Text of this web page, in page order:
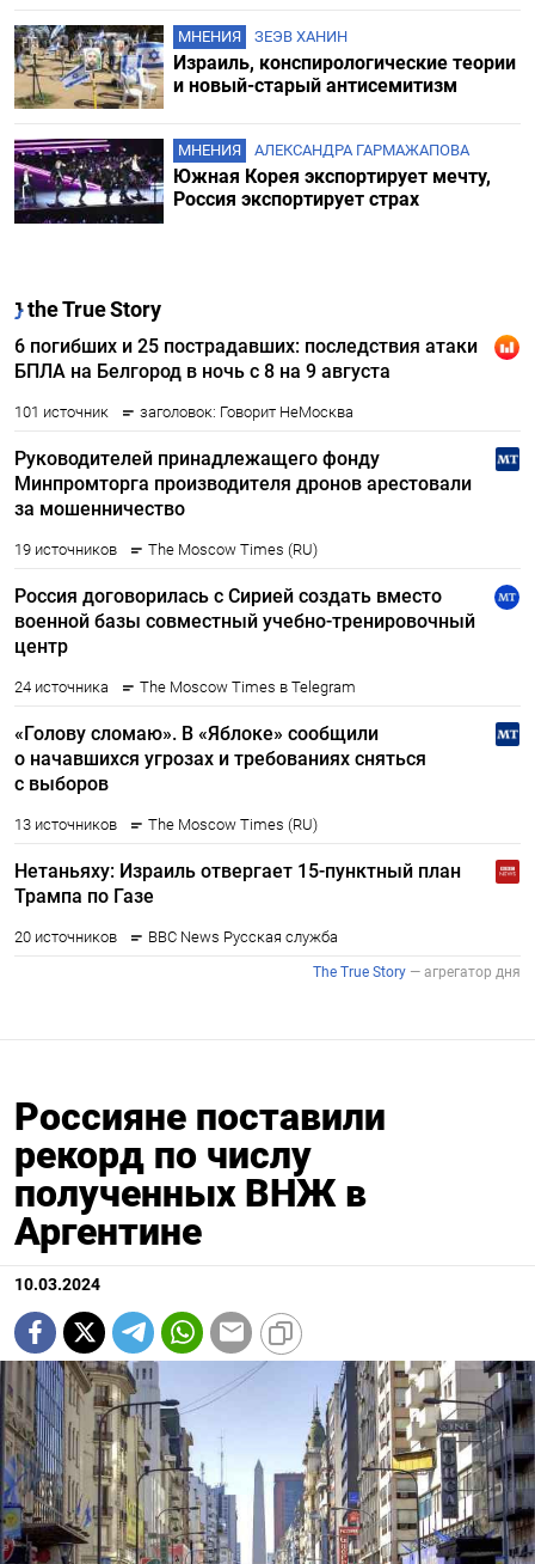
МНЕНИЯ ЗЕЭВ ХАНИН
Израиль, конспирологические теории
и новый-старый антисемитизм
МНЕНИЯ АЛЕКСАНДРА ГАРМАЖАПОВА
Южная Корея экспортирует мечту,
Россия экспортирует страх
Россияне поставили
рекорд по числу
полученных ВНЖ в
Аргентине
10.03.2024